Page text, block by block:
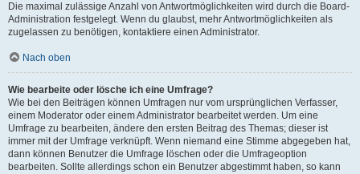
Die maximal zulässige Anzahl von Antwortmöglichkeiten wird durch die Board-
Administration festgelegt. Wenn du glaubst, mehr Antwortmöglichkeiten als
zugelassen zu benötigen, kontaktiere einen Administrator.
Nach oben
Wie bearbeite oder lösche ich eine Umfrage?
Wie bei den Beiträgen können Umfragen nur vom ursprünglichen Verfasser,
einem Moderator oder einem Administrator bearbeitet werden. Um eine
Umfrage zu bearbeiten, ändere den ersten Beitrag des Themas; dieser ist
immer mit der Umfrage verknüpft. Wenn niemand eine Stimme abgegeben hat,
dann können Benutzer die Umfrage löschen oder die Umfrageoption
bearbeiten. Sollte allerdings schon ein Benutzer abgestimmt haben, so kann